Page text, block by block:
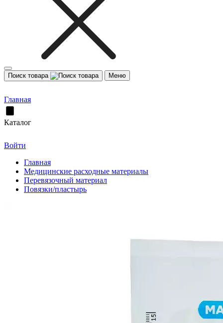
Поиск товара Меню
Главная
Каталог
Войти
Главная
Медицинские расходные материалы
Перевязочный материал
Повязки/пластырь